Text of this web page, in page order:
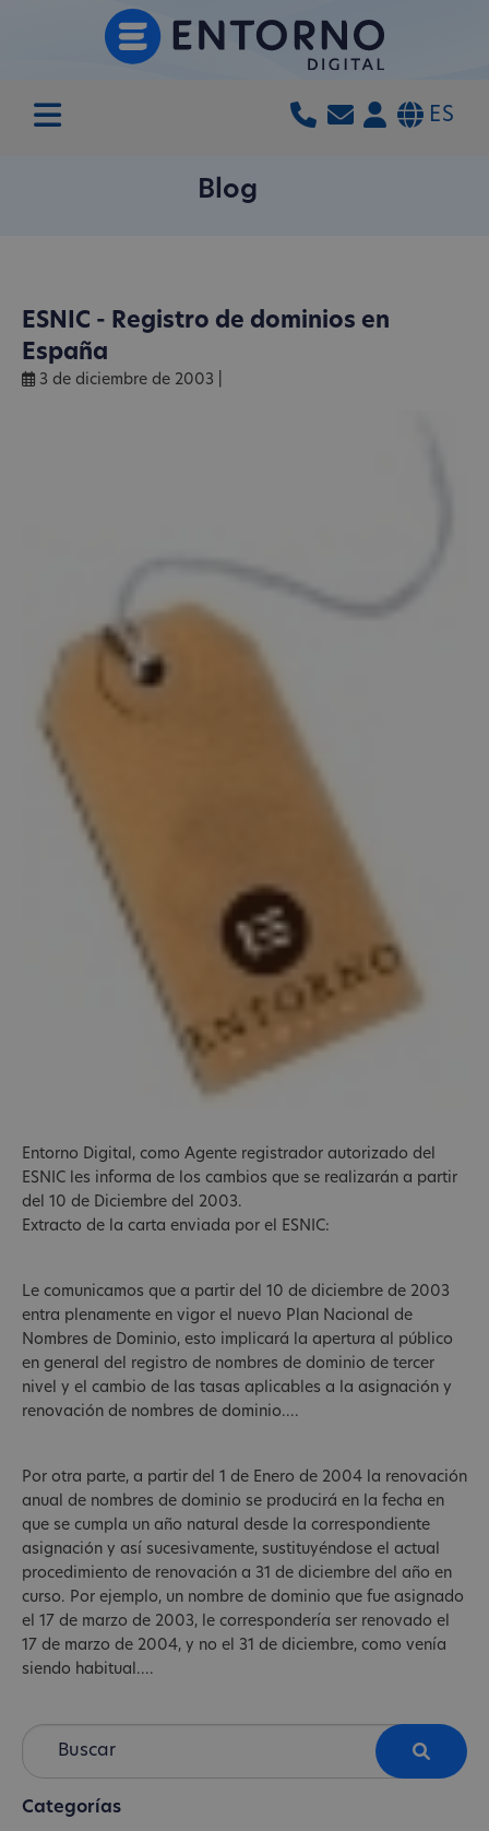
ES
Blog
ESNIC - Registro de dominios en
España
3 de diciembre de 2003
Entorno Digital, como Agente registrador autorizado del
ESNIC les informa de los cambios que se realizarán a partir
del 10 de Diciembre del 2003.
Extracto de la carta enviada por el ESNIC:
Le comunicamos que a partir del 10 de diciembre de 2003
entra plenamente en vigor el nuevo Plan Nacional de
Nombres de Dominio, esto implicará la apertura al público
en general del registro de nombres de dominio de tercer
nivel y el cambio de las tasas aplicables a la asignación y
renovación de nombres de dominio....
Por otra parte, a partir del 1 de Enero de 2004 la renovación
anual de nombres de dominio se producirá en la fecha en
que se cumpla un año natural desde la correspondiente
asignación y así sucesivamente, sustituyéndose el actual
procedimiento de renovación a 31 de diciembre del año en
curso. Por ejemplo, un nombre de dominio que fue asignado
el 17 de marzo de 2003, le correspondería ser renovado el
17 de marzo de 2004, y no el 31 de diciembre, como venía
siendo habitual....
Categorías